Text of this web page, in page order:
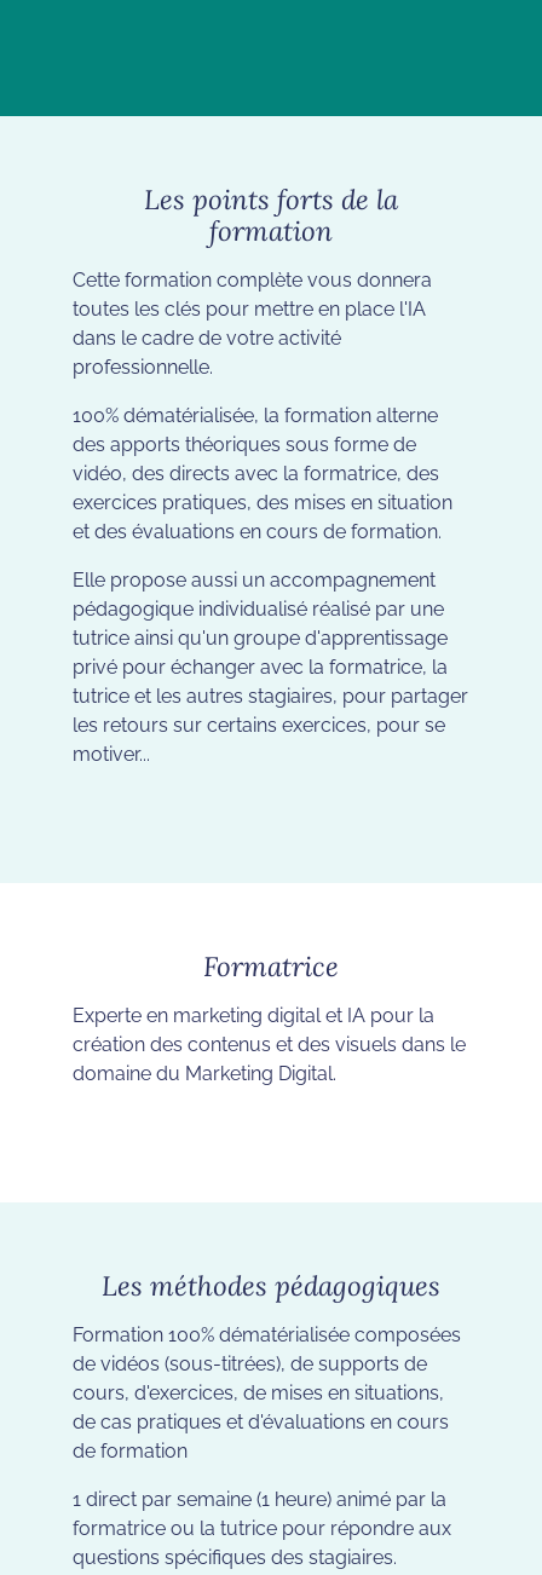
Les points forts de la
formation
Cette formation complète vous donnera
toutes les clés pour mettre en place l'IA
dans le cadre de votre activité
professionnelle.
100% dématérialisée, la formation alterne
des apports théoriques sous forme de
vidéo, des directs avec la formatrice, des
exercices pratiques, des mises en situation
et des évaluations en cours de formation.
Elle propose aussi un accompagnement
pédagogique individualisé réalisé par une
tutrice ainsi qu'un groupe d'apprentissage
privé pour échanger avec la formatrice, la
tutrice et les autres stagiaires, pour partager
les retours sur certains exercices, pour se
motiver...
Formatrice
Experte en marketing digital et IA pour la
création des contenus et des visuels dans le
domaine du Marketing Digital.
Les méthodes pédagogiques
Formation 100% dématérialisée composées
de vidéos (sous-titrées), de supports de
cours, d'exercices, de mises en situations,
de cas pratiques et d'évaluations en cours
de formation
1 direct par semaine (1 heure) animé par la
formatrice ou la tutrice pour répondre aux
questions spécifiques des stagiaires.